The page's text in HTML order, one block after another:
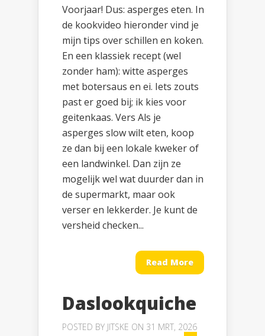
Voorjaar! Dus: asperges eten. In
de kookvideo hieronder vind je
mijn tips over schillen en koken.
En een klassiek recept (wel
zonder ham): witte asperges
met botersaus en ei. Iets zouts
past er goed bij; ik kies voor
geitenkaas. Vers Als je
asperges slow wilt eten, koop
ze dan bij een lokale kweker of
een landwinkel. Dan zijn ze
mogelijk wel wat duurder dan in
de supermarkt, maar ook
verser en lekkerder. Je kunt de
versheid checken...
Read More
Daslookquiche
POSTED BY JITSKE ON 31 MRT, 2026